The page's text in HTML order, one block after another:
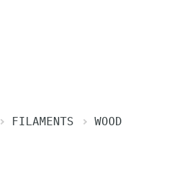
FILAMENTS WOOD